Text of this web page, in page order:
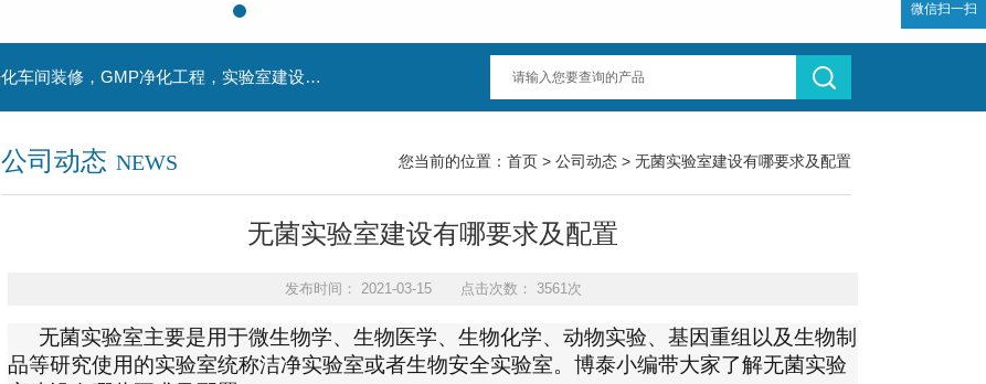
主营产品：实验室装修，实验室设计，洁净室，净化车间装修，GMP净化工程，实验室建设，动物房实验室，理化实验室
公司动态 NEWS 您当前的位置： 首页 > 公司动态 > 无菌实验室建设有哪要求及配置
无菌实验室建设有哪要求及配置
发布时间： 2021-03-15 点击次数： 3561次
无菌实验室主要是用于微生物学、生物医学、生物化学、动物实验、基因重组以及生物制
品等研究使用的实验室统称洁净实验室或者生物安全实验室。博泰小编带大家了解无菌实验
微信扫一扫